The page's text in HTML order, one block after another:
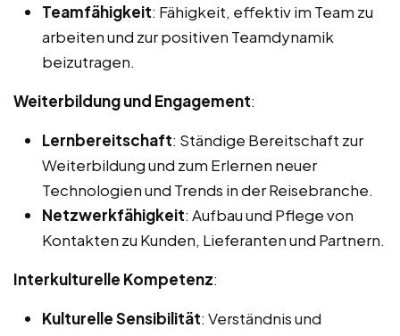
Teamfähigkeit: Fähigkeit, effektiv im Team zu
arbeiten und zur positiven Teamdynamik
beizutragen.
Weiterbildung und Engagement:
Lernbereitschaft: Ständige Bereitschaft zur
Weiterbildung und zum Erlernen neuer
Technologien und Trends in der Reisebranche.
Netzwerkfähigkeit: Aufbau und Pflege von
Kontakten zu Kunden, Lieferanten und Partnern.
Interkulturelle Kompetenz:
Kulturelle Sensibilität: Verständnis und